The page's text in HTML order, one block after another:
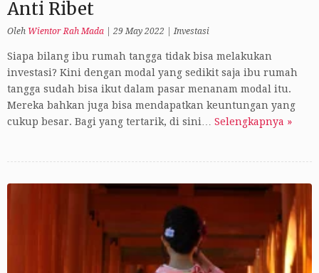
Anti Ribet
Oleh Wientor Rah Mada 29 May 2022 |Investasi
Siapa bilang ibu rumah tangga tidak bisa melakukan
investasi? Kini dengan modal yang sedikit saja ibu rumah
tangga sudah bisa ikut dalam pasar menanam modal itu.
Mereka bahkan juga bisa mendapatkan keuntungan yang
cukup besar. Bagi yang tertarik, di sini… Selengkapnya »